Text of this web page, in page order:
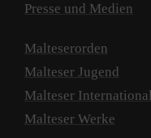
Presse und Medien
Malteserorden
Malteser Jugend
Malteser International
Malteser Werke